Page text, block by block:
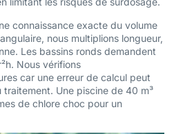
connaissance exacte du volume
nous multiplions longueur,
Les bassins ronds demandent
Nous vérifions
car une erreur de calcul peut
Une piscine de 40 m³
de chlore choc pour un